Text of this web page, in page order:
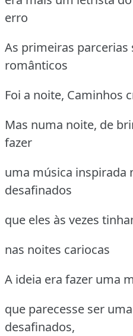
erro
As primeiras parcerias
românticos
Foi a noite, Caminhos
Mas numa noite, de
fazer
uma música inspirada
desafinados
que eles às vezes
nas noites cariocas
A ideia era fazer uma
que parecesse ser
desafinados,